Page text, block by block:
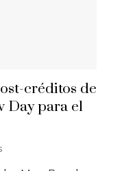
créditos de
Day para el